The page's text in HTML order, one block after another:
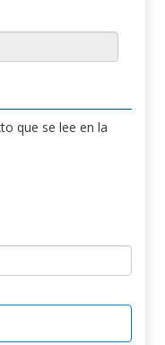
que se lee en la